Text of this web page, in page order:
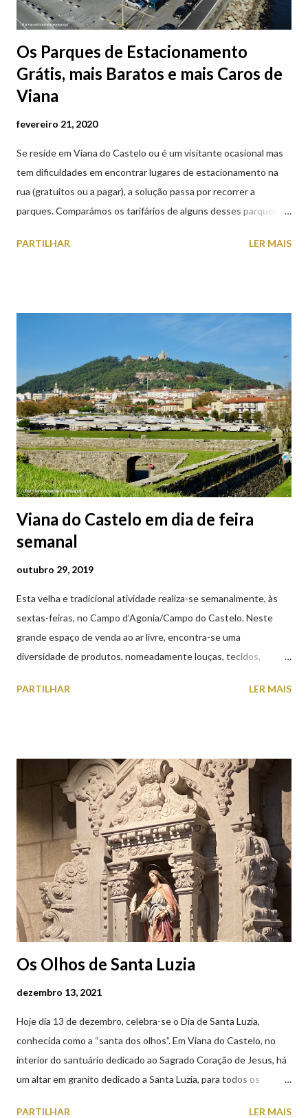
Os Parques de Estacionamento
Grátis, mais Baratos e mais Caros de
Viana
fevereiro 21, 2020
Se reside em Viana do Castelo ou é um visitante ocasional mas
tem dificuldades em encontrar lugares de estacionamento na
rua (gratuitos ou a pagar), a solução passa por recorrer a
parques. Comparámos os tarifários de alguns desses parques de
subterrâneos) perto do centro da cidade (entenda-se por
subterrâneos. O Parque da Estação Viana Shopping é grátis de
2ª a 5ª feira a partir das 20:00 (DIAS ÚTEIS)
PARTILHAR LER MAIS
Viana do Castelo em dia de feira
semanal
outubro 29, 2019
Esta velha e tradicional atividade realiza-se semanalmente, às
sextas-feiras, no Campo d’Agonia/Campo do Castelo. Neste
grande espaço de venda ao ar livre, encontra-se uma
diversidade de produtos, nomeadamente louças, tecidos,
cobres entre muitos outros. Horário de funcionamento | Verão
(2019.10.25) Feira Semanal em Viana do Castelo (2019.10.25)
Feira Semanal em Viana do Castelo (2019.10.25) Feira Semanal
em Viana do Castelo (2019.10.25) Feira Semanal em Viana do
Castelo (2019.10.25) Feira Semanal em Viana do Castelo
(2019.10.25)
PARTILHAR LER MAIS
Os Olhos de Santa Luzia
dezembro 13, 2021
Hoje dia 13 de dezembro, celebra-se o Dia de Santa Luzia,
conhecida como a “santa dos olhos”. Em Viana do Castelo, no
interior do santuário dedicado ao Sagrado Coração de Jesus, há
um altar em granito dedicado a Santa Luzia, para todos os
PARTILHAR LER MAIS